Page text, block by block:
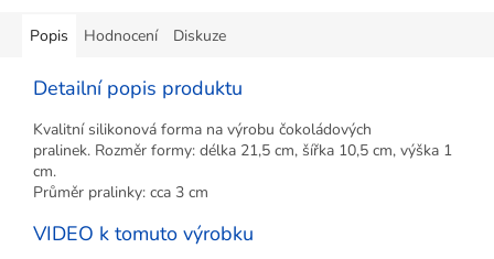
Popis Hodnocení Diskuze
Detailní popis produktu
Kvalitní silikonová forma na výrobu čokoládových
pralinek. Rozměr formy: délka 21,5 cm, šířka 10,5 cm, výška 1
cm.
Průměr pralinky: cca 3 cm
VIDEO k tomuto výrobku